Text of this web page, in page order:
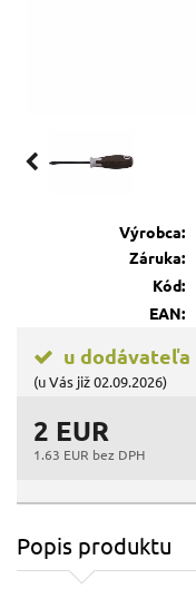
Výrobca:
Záruka:
Kód:
EAN:
u dodávateľa
(u Vás již 02.09.2026)
2 EUR
1.63 EUR bez DPH
Popis produktu